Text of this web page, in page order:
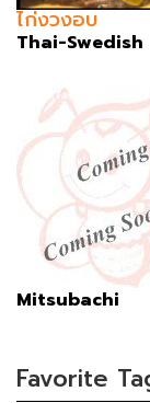
ไก่งวงอบ
Thai-Swedish
Mitsubachi
Favorite